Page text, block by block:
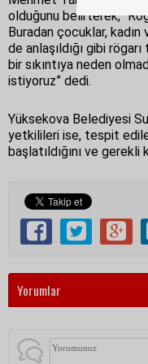
olduğunu belirterek,
Buradan çocuklar,
de anlaşıldığı gibi
bir sıkıntıya neden
istiyoruz” dedi.
Yüksekova Belediyesi
yetkilileri ise, tespit
başlatıldığını ve gerekli
Yorumlar